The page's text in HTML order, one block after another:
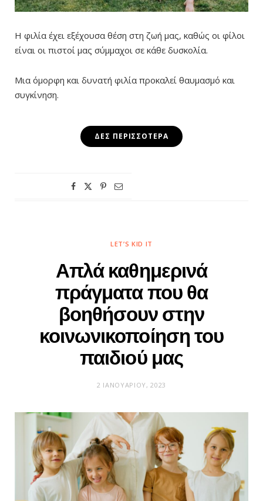
Η φιλία έχει εξέχουσα θέση στη ζωή μας, καθώς οι φίλοι
είναι οι πιστοί μας σύμμαχοι σε κάθε δυσκολία.
Μια όμορφη και δυνατή φιλία προκαλεί θαυμασμό και
συγκίνηση.
ΔΕΣ ΠΕΡΙΣΣΌΤΕΡΑ
LET’S KID IT
Απλά καθημερινά
πράγματα που θα
βοηθήσουν στην
κοινωνικοποίηση του
παιδιού μας
2 ΙΑΝΟΥΑΡΊΟΥ, 2023